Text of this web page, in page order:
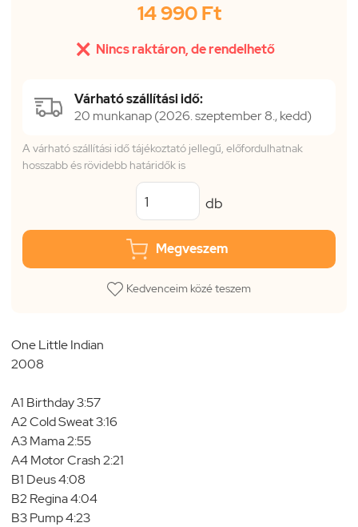
14 990 Ft
 Nincs raktáron, de rendelhető
Várható szállítási idő:
20 munkanap (2026. szeptember 8., kedd)
A várható szállítási idő tájékoztató jellegű, előfordulhatnak
hosszabb és rövidebb határidők is
db
Megveszem
Kedvenceim közé teszem
One Little Indian
2008
A1 Birthday 3:57
A2 Cold Sweat 3:16
A3 Mama 2:55
A4 Motor Crash 2:21
B1 Deus 4:08
B2 Regina 4:04
B3 Pump 4:23